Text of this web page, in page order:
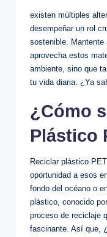
existen múltiples
desempeñar un rol
sostenible.
aprovecha estos
ambiente, sino​ que
tu⁤ vida diaria.​ ¿Ya
¿Cómo‌
Plástico
Reciclar plástico
oportunidad a esos
fondo del océano⁤ o
plástico, conocido
proceso de reciclaje
fascinante. Así que,